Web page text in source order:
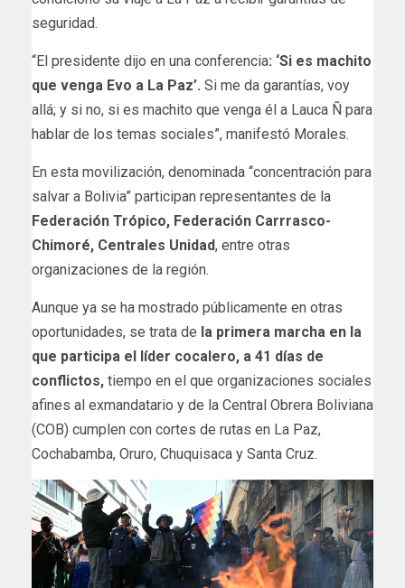
seguridad.
“El presidente dijo en una conferencia: ‘Si es machito
que venga Evo a La Paz’. Si me da garantías, voy
allá; y si no, si es machito que venga él a Lauca Ñ para
hablar de los temas sociales”, manifestó Morales.
En esta movilización, denominada “concentración para
salvar a Bolivia” participan representantes de la
Federación Trópico, Federación Carrrasco-
Chimoré, Centrales Unidad, entre otras
organizaciones de la región.
Aunque ya se ha mostrado públicamente en otras
oportunidades, se trata de la primera marcha en la
que participa el líder cocalero, a 41 días de
conflictos, tiempo en el que organizaciones sociales
afines al exmandatario y de la Central Obrera Boliviana
(COB) cumplen con cortes de rutas en La Paz,
Cochabamba, Oruro, Chuquisaca y Santa Cruz.